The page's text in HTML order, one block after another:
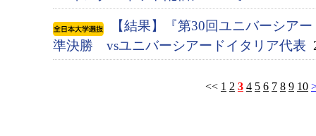
【結果】『第30回ユニバーシア
準決勝 vsユニバーシアードイタリア代表
<< 1 2 3 4 5 6 7 8 9 10